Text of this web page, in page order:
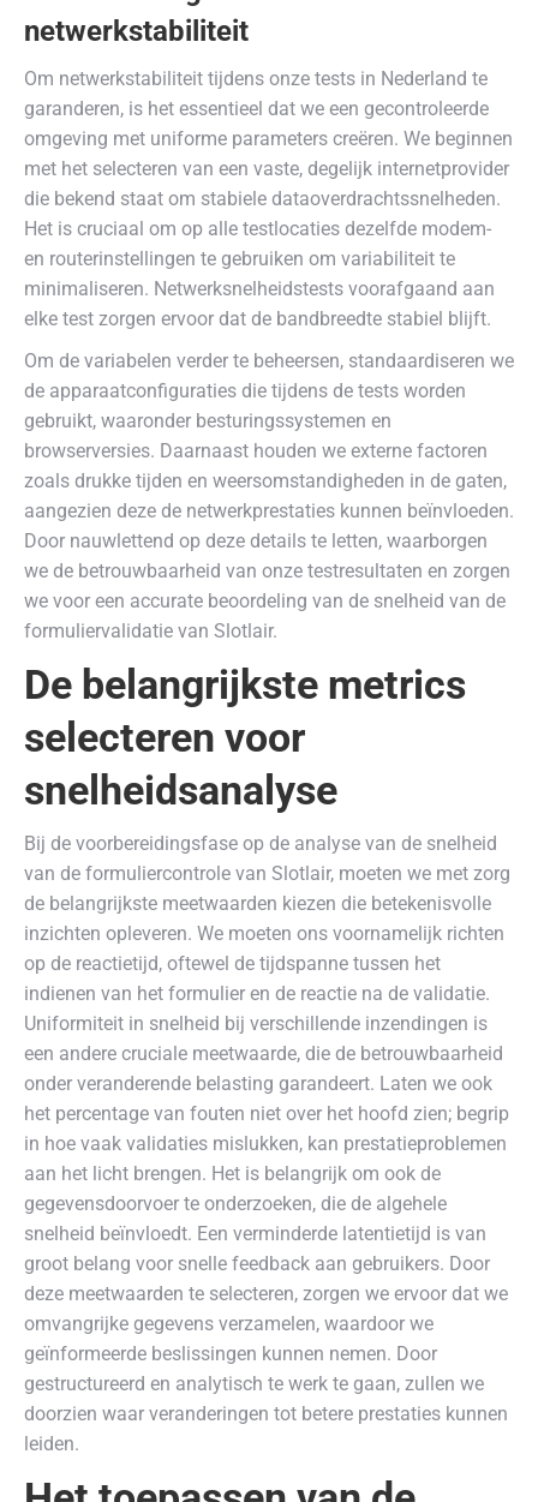
netwerkstabiliteit
Om netwerkstabiliteit tijdens onze tests in Nederland te
garanderen, is het essentieel dat we een gecontroleerde
omgeving met uniforme parameters creëren. We beginnen
met het selecteren van een vaste, degelijk internetprovider
die bekend staat om stabiele dataoverdrachtssnelheden.
Het is cruciaal om op alle testlocaties dezelfde modem-
en routerinstellingen te gebruiken om variabiliteit te
minimaliseren. Netwerksnelheidstests voorafgaand aan
elke test zorgen ervoor dat de bandbreedte stabiel blijft.
Om de variabelen verder te beheersen, standaardiseren we
de apparaatconfiguraties die tijdens de tests worden
gebruikt, waaronder besturingssystemen en
browserversies. Daarnaast houden we externe factoren
zoals drukke tijden en weersomstandigheden in de gaten,
aangezien deze de netwerkprestaties kunnen beïnvloeden.
Door nauwlettend op deze details te letten, waarborgen
we de betrouwbaarheid van onze testresultaten en zorgen
we voor een accurate beoordeling van de snelheid van de
formuliervalidatie van Slotlair.
De belangrijkste metrics
selecteren voor
snelheidsanalyse
Bij de voorbereidingsfase op de analyse van de snelheid
van de formuliercontrole van Slotlair, moeten we met zorg
de belangrijkste meetwaarden kiezen die betekenisvolle
inzichten opleveren. We moeten ons voornamelijk richten
op de reactietijd, oftewel de tijdspanne tussen het
indienen van het formulier en de reactie na de validatie.
Uniformiteit in snelheid bij verschillende inzendingen is
een andere cruciale meetwaarde, die de betrouwbaarheid
onder veranderende belasting garandeert. Laten we ook
het percentage van fouten niet over het hoofd zien; begrip
in hoe vaak validaties mislukken, kan prestatieproblemen
aan het licht brengen. Het is belangrijk om ook de
gegevensdoorvoer te onderzoeken, die de algehele
snelheid beïnvloedt. Een verminderde latentietijd is van
groot belang voor snelle feedback aan gebruikers. Door
deze meetwaarden te selecteren, zorgen we ervoor dat we
omvangrijke gegevens verzamelen, waardoor we
geïnformeerde beslissingen kunnen nemen. Door
gestructureerd en analytisch te werk te gaan, zullen we
doorzien waar veranderingen tot betere prestaties kunnen
leiden.